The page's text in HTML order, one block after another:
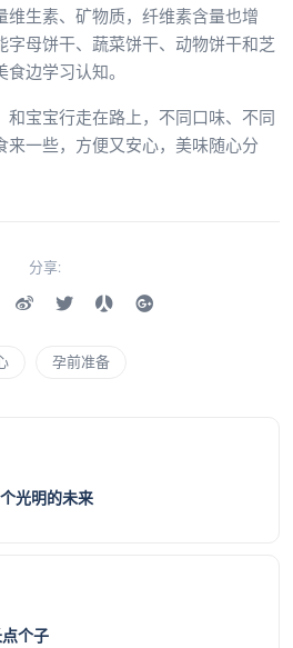
维生素、矿物质，纤维素含量也增
字母饼干、蔬菜饼干、动物饼干和芝
边学习认知。
和宝宝行走在路上，不同口味、不同
来一些，方便又安心，美味随心分
分享:
孕前准备
光明的未来
个子